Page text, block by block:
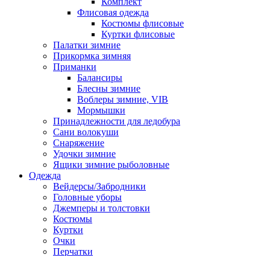
Флисовая одежда
Костюмы флисовые
Куртки флисовые
Палатки зимние
Прикормка зимняя
Приманки
Балансиры
Блесны зимние
Воблеры зимние, VIB
Мормышки
Принадлежности для ледобура
Сани волокуши
Снаряжение
Удочки зимние
Ящики зимние рыболовные
Одежда
Вейдерсы/Забродники
Головные уборы
Джемперы и толстовки
Костюмы
Куртки
Очки
Перчатки